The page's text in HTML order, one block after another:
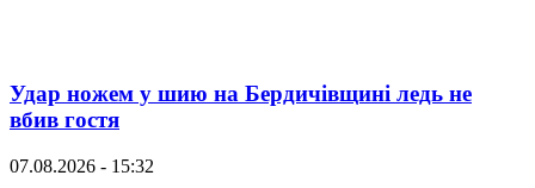
Удар ножем у шию на Бердичівщині ледь не
вбив гостя
07.08.2026 - 15:32